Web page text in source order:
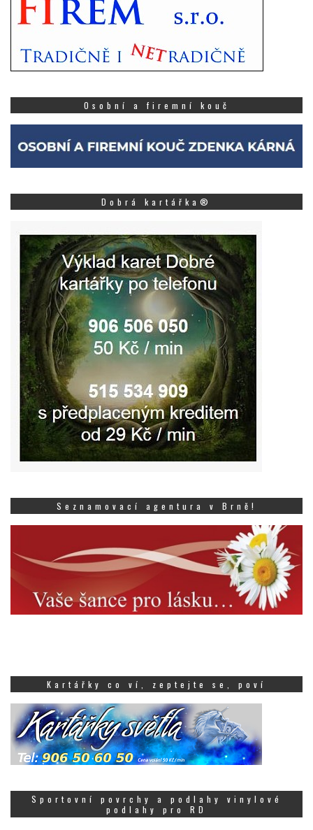
Osobní a firemní kouč
Dobrá kartářka®
Seznamovací agentura v Brně!
Kartářky co ví, zeptejte se, poví
Sportovní povrchy a podlahy vinylové
podlahy pro RD